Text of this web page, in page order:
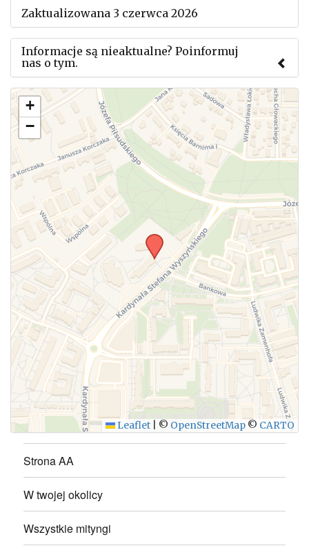
Zaktualizowana 3 czerwca 2026
Informacje są nieaktualne? Poinformuj
nas o tym.
Użyj tego formularza aby przesłać informację o
zmianach w powyższym mityngu.
WYŚLIJ
+
−
Leaflet © OpenStreetMap © CARTO
Strona AA
W twojej okolicy
Wszystkie mityngi